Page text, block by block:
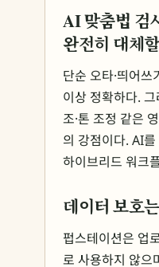
AI 맞춤법 검
완전히 대체
단순 오타·띄어
이상 정확하다.
조·톤 조정 같은
의 강점이다. AI
하이브리드 워크
데이터 보호
펍스테이션은 업
로 사용하지 않으